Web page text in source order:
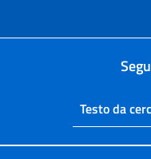
Cerca nel sito